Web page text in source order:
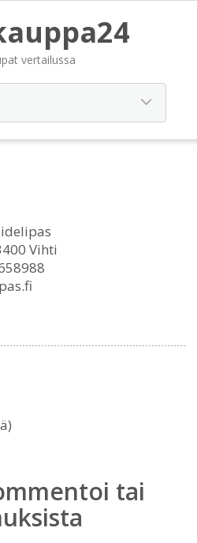
vertailussa
Vihti
tai